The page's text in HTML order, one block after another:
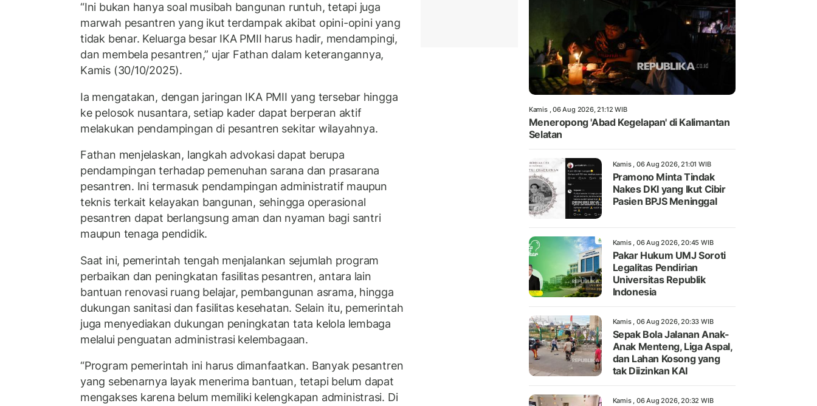
“Ini bukan hanya soal musibah bangunan runtuh, tetapi juga
marwah pesantren yang ikut terdampak akibat opini-opini yang
tidak benar. Keluarga besar IKA PMII harus hadir, mendampingi,
dan membela pesantren,” ujar Fathan dalam keterangannya,
Kamis (30/10/2025).
Ia mengatakan, dengan jaringan IKA PMII yang tersebar hingga
ke pelosok nusantara, setiap kader dapat berperan aktif
melakukan pendampingan di pesantren sekitar wilayahnya.
Fathan menjelaskan, langkah advokasi dapat berupa
pendampingan terhadap pemenuhan sarana dan prasarana
pesantren. Ini termasuk pendampingan administratif maupun
teknis terkait kelayakan bangunan, sehingga operasional
pesantren dapat berlangsung aman dan nyaman bagi santri
maupun tenaga pendidik.
Saat ini, pemerintah tengah menjalankan sejumlah program
perbaikan dan peningkatan fasilitas pesantren, antara lain
bantuan renovasi ruang belajar, pembangunan asrama, hingga
dukungan sanitasi dan fasilitas kesehatan. Selain itu, pemerintah
juga menyediakan dukungan peningkatan tata kelola lembaga
melalui penguatan administrasi kelembagaan.
“Program pemerintah ini harus dimanfaatkan. Banyak pesantren
yang sebenarnya layak menerima bantuan, tetapi belum dapat
mengakses karena belum memiliki kelengkapan administrasi. Di
Kamis , 06 Aug 2026, 21:12 WIB
Meneropong 'Abad Kegelapan' di Kalimantan
Selatan
Kamis , 06 Aug 2026, 21:01 WIB
Pramono Minta Tindak
Nakes DKI yang Ikut Cibir
Pasien BPJS Meninggal
Kamis , 06 Aug 2026, 20:45 WIB
Pakar Hukum UMJ Soroti
Legalitas Pendirian
Universitas Republik
Indonesia
Kamis , 06 Aug 2026, 20:33 WIB
Sepak Bola Jalanan Anak-
Anak Menteng, Liga Aspal,
dan Lahan Kosong yang
tak Diizinkan KAI
Kamis , 06 Aug 2026, 20:32 WIB